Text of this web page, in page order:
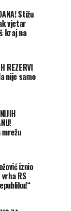
Stižu
vjetar
kraj na
REZERVI
nije samo
iznio
RS